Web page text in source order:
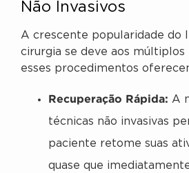
Não Invasivos
A crescente popularidade do
cirurgia se deve aos múltiplos
esses procedimentos
Recuperação Rápida: A
técnicas não invasivas
paciente retome suas
quase que